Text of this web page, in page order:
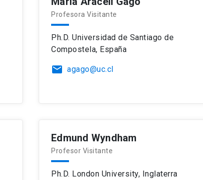
Profesora Visitante
Ph.D. Universidad de Santiago de
Compostela, España
email agago@uc.cl
Edmund Wyndham
Profesor Visitante
Ph.D. London University, Inglaterra